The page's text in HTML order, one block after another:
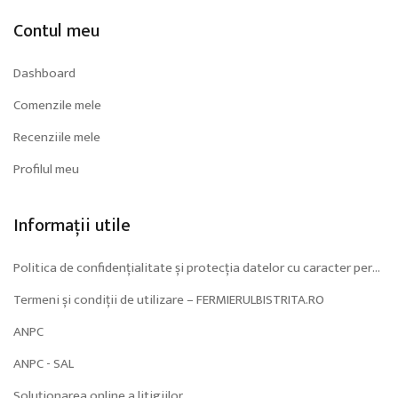
Contul meu
Dashboard
Comenzile mele
Recenziile mele
Profilul meu
Informații utile
Politica de confidențialitate și protecția datelor cu caracter personal (GDPR)
Termeni și condiții de utilizare – FERMIERULBISTRITA.RO
ANPC
ANPC - SAL